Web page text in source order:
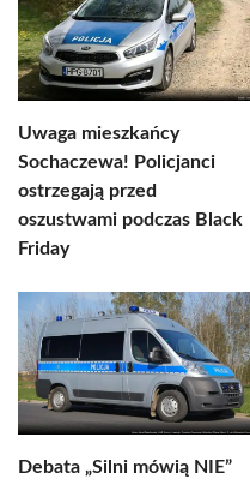
Uwaga mieszkańcy
Sochaczewa! Policjanci
ostrzegają przed
oszustwami podczas Black
Friday
Debata „Silni mówią NIE”